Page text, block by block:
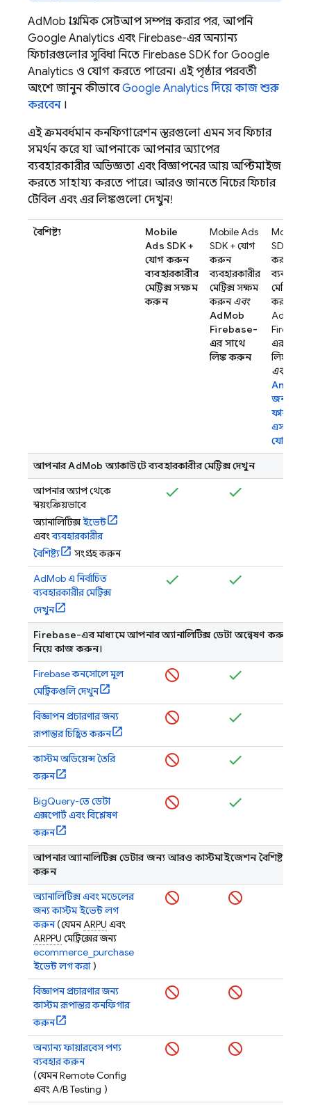
AdMob প্রাথমিক সেটআপ সম্পন্ন করার পর, আপনি
Google Analytics এবং Firebase-এর অন্যান্য
ফিচারগুলোর সুবিধা নিতে Firebase SDK for Google
Analytics ও যোগ করতে পারেন। এই পৃষ্ঠার পরবর্তী
অংশে জানুন কীভাবেGoogle Analytics দিয়ে কাজ শুরু
করবেন।
এই ক্রমবর্ধমান কনফিগারেশন স্তরগুলো এমন সব ফিচার
সমর্থন করে যা আপনাকে আপনার অ্যাপের
ব্যবহারকারীর অভিজ্ঞতা এবং বিজ্ঞাপনের আয় অপ্টিমাইজ
করতে সাহায্য করতে পারে। আরও জানতে নিচের ফিচার
টেবিল এবং এর লিঙ্কগুলো দেখুন!
বৈশিষ্ট্য
Mobile
Ads SDK +
যোগ করুন
ব্যবহারকারীর
মেট্রিক্স সক্ষম
করুন
Mobile Ads
SDK + যোগ
করুন
ব্যবহারকারীর
মেট্রিক্স সক্ষম
করুনএবং
AdMob
Firebase-
এর সাথে
লিঙ্ক করুন
Mobile
SDK +
করুন
মেট্রিক্স
করুন
AdMob
এর সাথে
লিঙ্ক করুন
এবং
জন্য
এসডিকে
যোগ
আপনারAdMob অ্যাকাউন্টে ব্যবহারকারীর মেট্রিক্স দেখুন
আপনার অ্যাপ থেকে
স্বয়ংক্রিয়ভাবে
অ্যানালিটিক্সইভেন্ট
এবংব্যবহারকারীর
বৈশিষ্ট্য
সংগ্রহ করুন
AdMobএ নির্বাচিত
ব্যবহারকারীর মেট্রিক্স
দেখুন
Firebase-এর মাধ্যমে আপনার অ্যানালিটিক্স ডেটা অন্বেষণ করুন এবং
নিয়ে কাজ করুন।
Firebaseকনসোলে মূল
মেট্রিকগুলি দেখুন
বিজ্ঞাপন প্রচারণার জন্য
রূপান্তর চিহ্নিত করুন
কাস্টম অডিয়েন্স তৈরি
করুন
BigQuery-তে ডেটা
এক্সপোর্ট এবং বিশ্লেষণ
করুন
আপনার অ্যানালিটিক্স ডেটার জন্য আরও কাস্টমাইজেশন বৈশিষ্ট্য
করুন
অ্যানালিটিক্স এবং মডেলের
জন্য কাস্টম ইভেন্ট লগ
করুন(যেমনARPU এবং
ARPPU মেট্রিক্সের জন্য
ecommerce_purchase
ইভেন্ট লগ করা)
বিজ্ঞাপন প্রচারণার জন্য
কাস্টম রূপান্তর কনফিগার
করুন
অন্যান্য ফায়ারবেস পণ্য
ব্যবহার করুন
(যেমনRemote Config
এবংA/B Testing )